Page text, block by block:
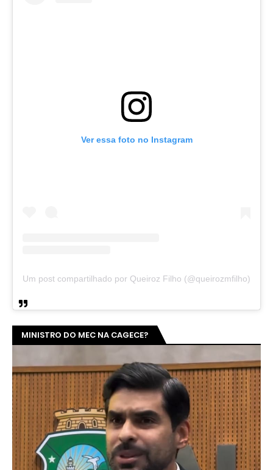
Ver essa foto no Instagram
Um post compartilhado por Queiroz Filho (@queirozmfilho)
MINISTRO DO MEC NA CAGECE?